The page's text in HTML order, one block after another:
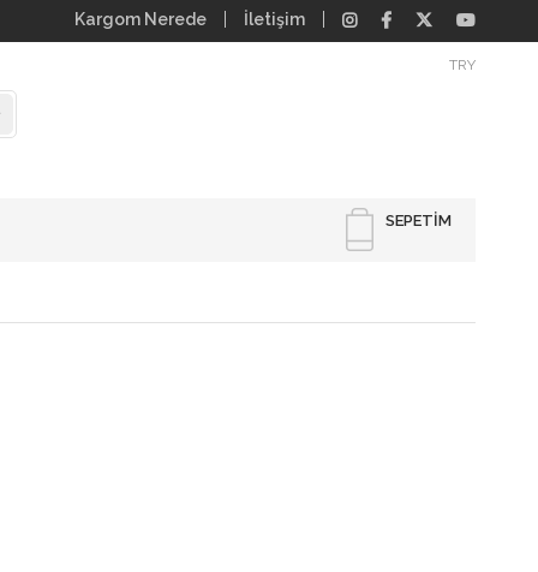
Kargom Nerede İletişim
TRY
SEPETIM